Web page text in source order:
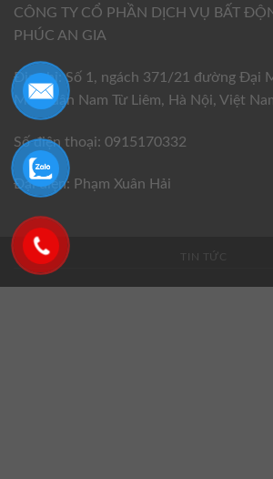
CÔNG TY CỔ PHẦN DỊCH VỤ BẤT
PHÚC AN GIA
Địa chỉ: Số 1, ngách 371/21 đường Đại
Mỗ, quận Nam Từ Liêm, Hà Nội, Việt
Số điện thoại: 0915170332
Đại diện: Phạm Xuân Hải
TIN TỨC